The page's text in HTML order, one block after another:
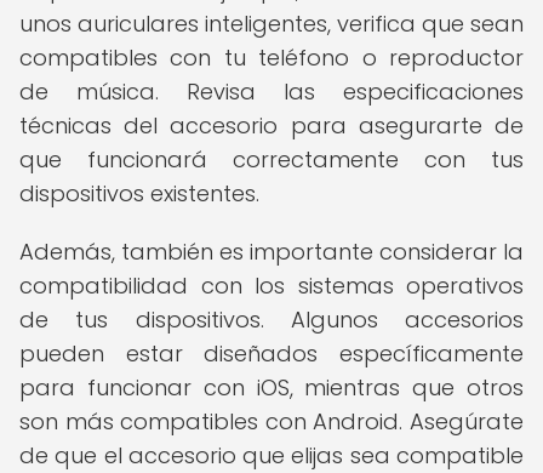
unos auriculares inteligentes, verifica que sean
compatibles con tu teléfono o reproductor
de música. Revisa las especificaciones
técnicas del accesorio para asegurarte de
que funcionará correctamente con tus
dispositivos existentes.
Además, también es importante considerar la
compatibilidad con los sistemas operativos
de tus dispositivos. Algunos accesorios
pueden estar diseñados específicamente
para funcionar con iOS, mientras que otros
son más compatibles con Android. Asegúrate
de que el accesorio que elijas sea compatible